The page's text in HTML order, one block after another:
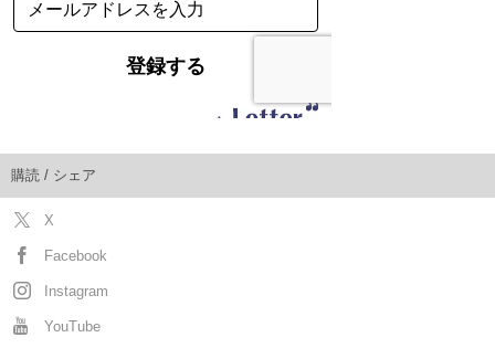
購読 / シェア
X
Facebook
Instagram
YouTube